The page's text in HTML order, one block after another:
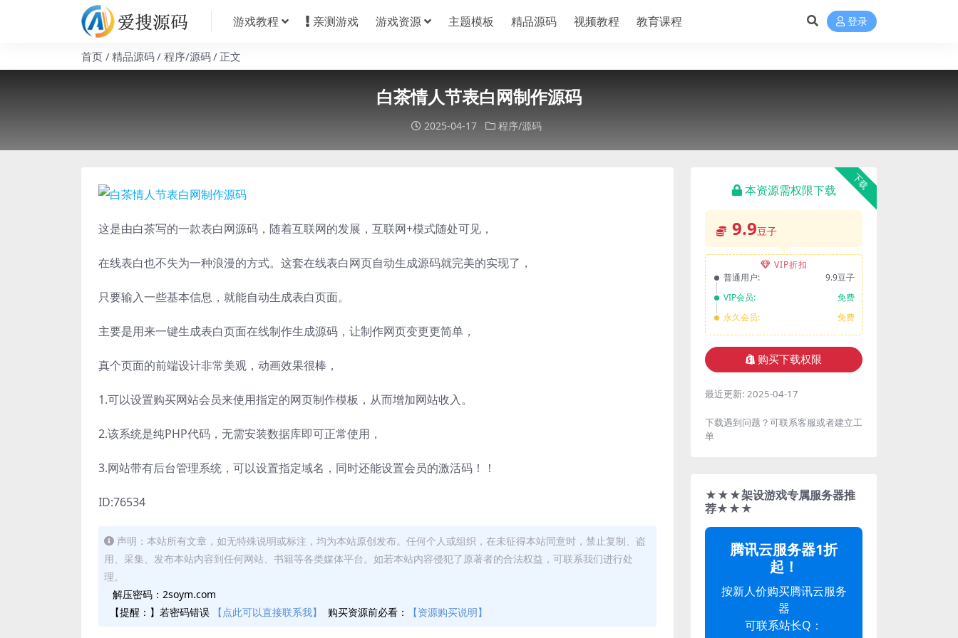
游戏教程 亲测游戏 游戏资源 主题模板 精品源码 视频教程 教育课程 登录
首页 精品源码 程序/源码 正文
白茶情人节表白网制作源码
2025-04-17 程序/源码
这是由白茶写的一款表白网源码，随着互联网的发展，互联网+模式随处可见，
在线表白也不失为一种浪漫的方式。这套在线表白网页自动生成源码就完美的实现了，
只要输入一些基本信息，就能自动生成表白页面。
主要是用来一键生成表白页面在线制作生成源码，让制作网页变更更简单，
真个页面的前端设计非常美观，动画效果很棒，
1.可以设置购买网站会员来使用指定的网页制作模板，从而增加网站收入。
2.该系统是纯PHP代码，无需安装数据库即可正常使用，
3.网站带有后台管理系统，可以设置指定域名，同时还能设置会员的激活码！！
ID:76534
声明：本站所有文章，如无特殊说明或标注，均为本站原创发布。任何个人或组织，在未征得本站同意时，禁止复制、盗
用、采集、发布本站内容到任何网站、书籍等各类媒体平台。如若本站内容侵犯了原著者的合法权益，可联系我们进行处
理。
解压密码：2soym.com
【提醒：】若密码错误
【点此可以直接联系我】 购买资源前必看： 【资源购买说明】
下载
本资源需权限下载
9.9豆子
VIP折扣
普通用户:
9.9豆子
VIP会员:
免费
永久会员:
免费
购买下载权限
最近更新: 2025-04-17
下载遇到问题？可联系客服或者建立工
单
★★★架设游戏专属服务器推
荐★★★
腾讯云服务器1折
起！
按新人价购买腾讯云服务
器
可联系站长Q：